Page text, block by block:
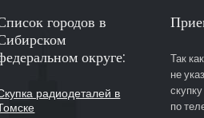
городов в
округе:
радиодеталей в
Так
не
по